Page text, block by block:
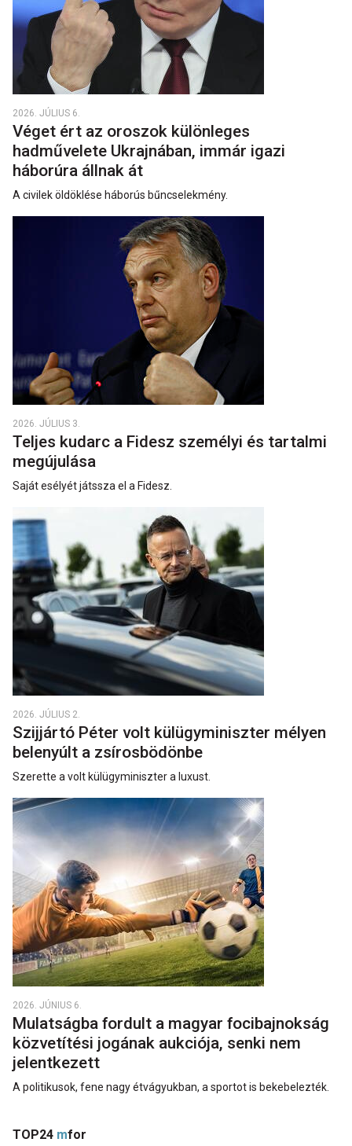
2026. JÚLIUS 6.
Véget ért az oroszok különleges
hadművelete Ukrajnában, immár igazi
háborúra állnak át
A civilek öldöklése háborús bűncselekmény.
2026. JÚLIUS 3.
Teljes kudarc a Fidesz személyi és tartalmi
megújulása
Saját esélyét játssza el a Fidesz.
2026. JÚLIUS 2.
Szijjártó Péter volt külügyminiszter mélyen
belenyúlt a zsírosbödönbe
Szerette a volt külügyminiszter a luxust.
2026. JÚNIUS 6.
Mulatságba fordult a magyar focibajnokság
közvetítési jogának aukciója, senki nem
jelentkezett
A politikusok, fene nagy étvágyukban, a sportot is bekebelezték.
TOP24 mfor